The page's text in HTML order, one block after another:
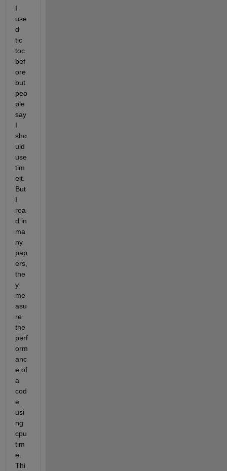
I
use
d
tic
toc
bef
ore
but
peo
ple
say
I
sho
uld
use
tim
eit.
But
I
rea
d in
ma
ny
pap
ers,
the
y
me
asu
re
the
perf
orm
anc
e of
a
cod
e
usi
ng
cpu
tim
e.
Thi